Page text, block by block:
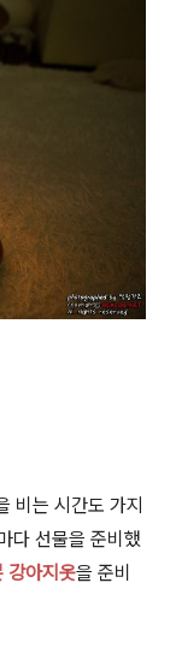
비는 시간도 가지
다 선물을 준비했
강아지옷을 준비